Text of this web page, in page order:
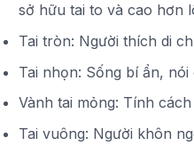
sở hữu tai to và cao hơn
Tai tròn: Người thích di
Tai nhọn: Sống bí ẩn,
Vành tai mỏng: Tính
Tai vuông: Người khôn